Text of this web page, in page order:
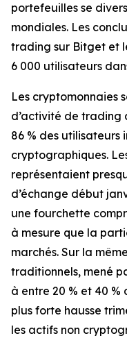
portefeuilles se
mondiales. Les
trading sur Bitget et
6 000 utilisateurs
Les cryptomonnaies
d’activité de trading
86 % des
cryptographiques.
représentaient
d’échange début
une fourchette
à mesure que la
marchés. Sur la
traditionnels, mené
à entre 20 % et 40
plus forte hausse
les actifs non